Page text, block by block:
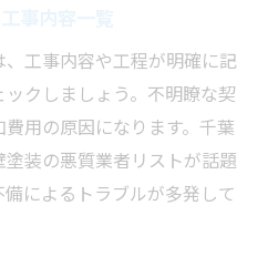
工事内容や工程が明確に記
クしましょう。不明瞭な契
用の原因になります。千葉
装の悪質業者リストが話題
によるトラブルが多発して